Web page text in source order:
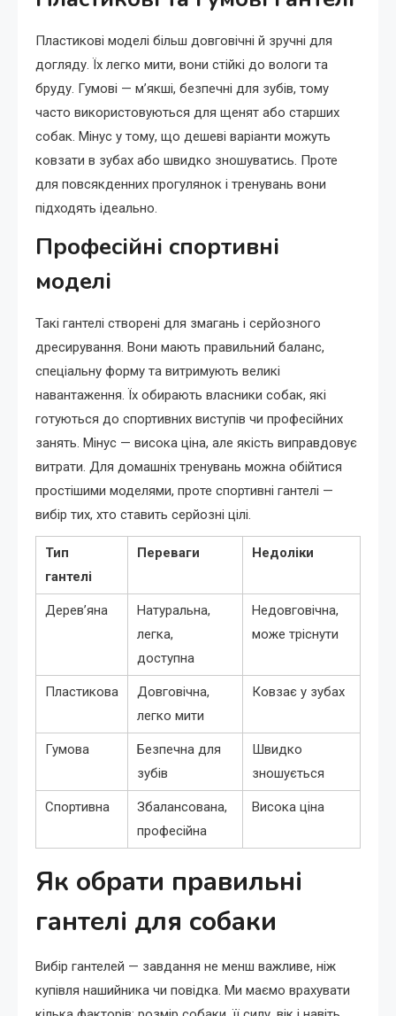
Пластикові моделі більш довговічні й зручні для
догляду. Їх легко мити, вони стійкі до вологи та
бруду. Гумові — м’якші, безпечні для зубів, тому
часто використовуються для щенят або старших
собак. Мінус у тому, що дешеві варіанти можуть
ковзати в зубах або швидко зношуватись. Проте
для повсякденних прогулянок і тренувань вони
підходять ідеально.
Професійні спортивні
моделі
Такі гантелі створені для змагань і серйозного
дресирування. Вони мають правильний баланс,
спеціальну форму та витримують великі
навантаження. Їх обирають власники собак, які
готуються до спортивних виступів чи професійних
занять. Мінус — висока ціна, але якість виправдовує
витрати. Для домашніх тренувань можна обійтися
простішими моделями, проте спортивні гантелі —
вибір тих, хто ставить серйозні цілі.
Тип
гантелі
Переваги Недоліки
Дерев’яна
Натуральна,
легка,
доступна
Недовговічна,
може тріснути
Пластикова
Довговічна,
легко мити
Ковзає у зубах
Гумова
Безпечна для
зубів
Швидко
зношується
Спортивна
Збалансована,
професійна
Висока ціна
Як обрати правильні
гантелі для собаки
Вибір гантелей — завдання не менш важливе, ніж
купівля нашийника чи повідка. Ми маємо врахувати